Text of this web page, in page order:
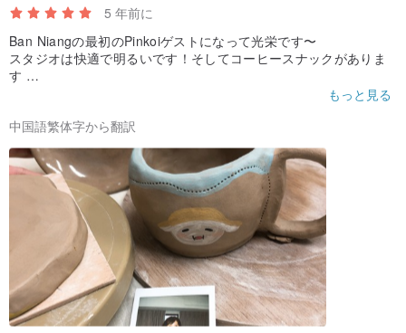
5 年前に
Ban Niangの最初のPinkoiゲストになって光栄です〜
スタジオは快適で明るいです！そしてコーヒースナックがありま
す
カップと小皿を作りました🥺真ん中の手が気になりましたが
手作りが好きな人は見逃さないでください❤️❤️
もっと見る
中国語繁体字から翻訳